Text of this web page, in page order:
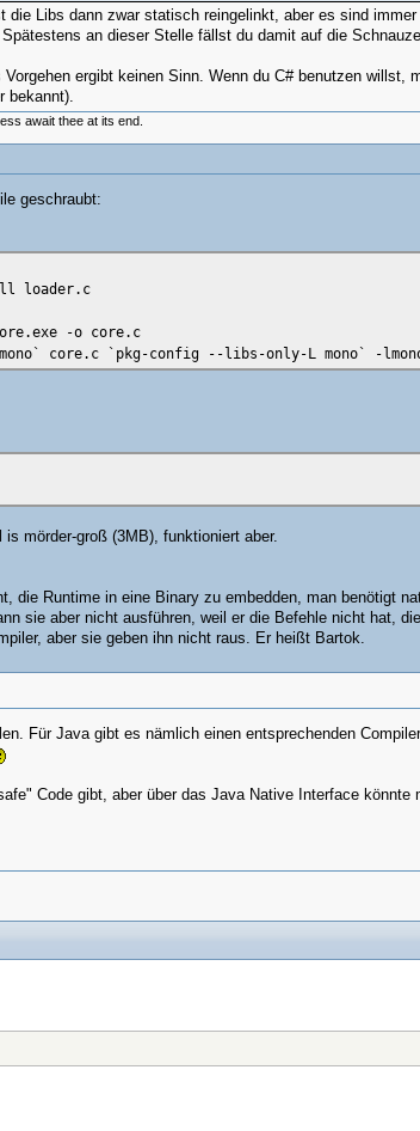
die Libs dann zwar statisch reingelinkt, aber es sind
an dieser Stelle fällst du damit auf die Schnauze.
ergibt keinen Sinn. Wenn du C# benutzen
bekannt).
await thee at its end.
geschraubt:
loader.c
-o core.c
core.c `pkg-config --libs-only-L mono` -
mörder-groß (3MB), funktioniert aber.
die Runtime in eine Binary zu embedden, man benötigt
sie aber nicht ausführen, weil er die Befehle nicht hat,
aber sie geben ihn nicht raus. Er heißt Bartok.
Für Java gibt es nämlich einen entsprechenden
Code gibt, aber über das Java Native Interface könnte